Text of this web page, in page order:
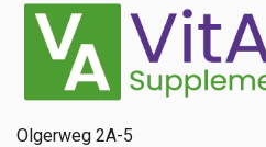
Olgerweg 2A-5